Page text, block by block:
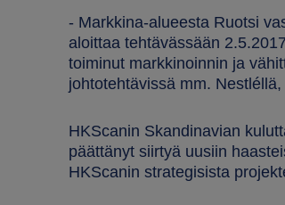
- Markkina-alueesta Ruotsi
aloittaa tehtävässään
toiminut markkinoinnin ja
johtotehtävissä mm.
HKScanin Skandinavian
päättänyt siirtyä uusiin
HKScanin strategisista